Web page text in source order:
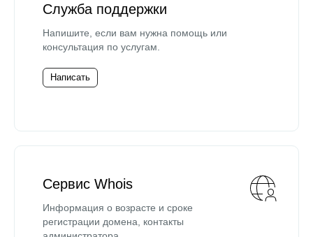
Служба поддержки
Напишите, если вам нужна помощь или
консультация по услугам.
Написать
Сервис Whois
Информация о возрасте и сроке
регистрации домена, контакты